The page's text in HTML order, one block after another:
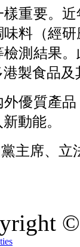
重要。
料（經
測結果
製食品
優質產
動能。
主席、立